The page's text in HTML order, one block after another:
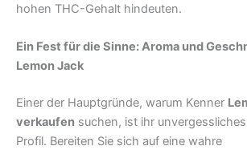
hohen THC-Gehalt hindeuten.
Ein Fest für die Sinne: Aroma und
Lemon Jack
Einer der Hauptgründe, warum Kenner
verkaufen suchen, ist ihr
Profil. Bereiten Sie sich auf eine wahre